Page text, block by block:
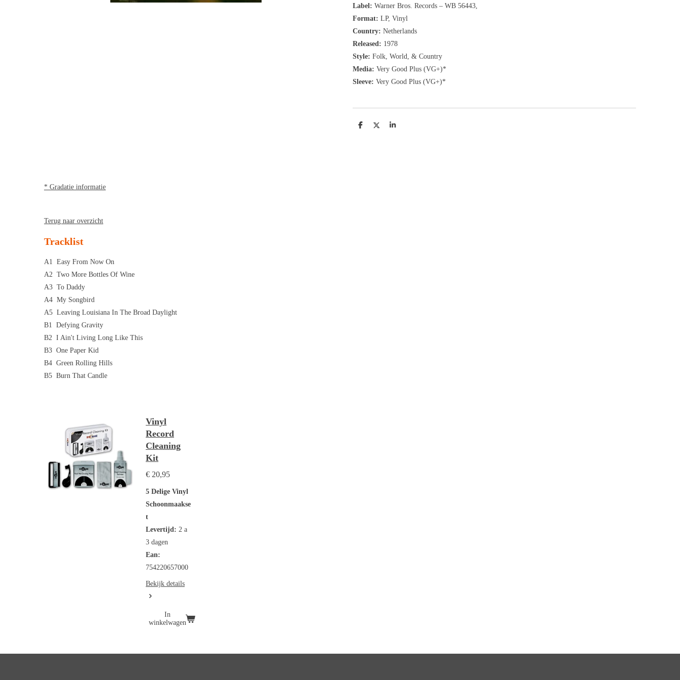
Label: Warner Bros. Records ‎– WB 56443,
Format: LP, Vinyl
Country: Netherlands
Released: 1978
Style: Folk, World, & Country
Media: Very Good Plus (VG+)*
Sleeve: Very Good Plus (VG+)*
D
D
S
* Gradatie informatie
Terug naar overzicht
Tracklist
A1 Easy From Now On
A2 Two More Bottles Of Wine
A3 To Daddy
A4 My Songbird
A5 Leaving Louisiana In The Broad Daylight
B1 Defying Gravity
B2 I Ain't Living Long Like This
B3 One Paper Kid
B4 Green Rolling Hills
B5 Burn That Candle
Vinyl
Record
Cleaning
Kit
€ 20,95
5 Delige Vinyl
Schoonmaakse
t
Levertijd: 2 a
3 dagen
Ean:
754220657000
Bekijk details
In
winkelwagen